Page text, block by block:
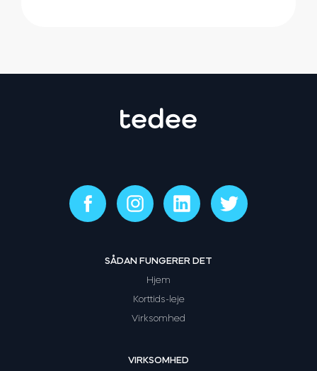
SÅDAN FUNGERER DET
Hjem
Korttids-leje
Virksomhed
VIRKSOMHED